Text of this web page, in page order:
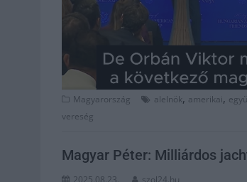
Magyarország alelnök, amerikai,
vereség
Magyar Péter: Milliárdos